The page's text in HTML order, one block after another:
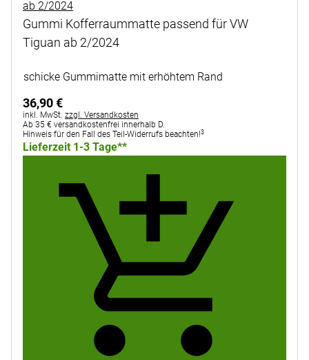
Gummi Kofferraummatte passend für VW
Tiguan ab 2/2024
schicke Gummimatte mit erhöhtem Rand
36,90€
Steuerhinweis:
inkl. MwSt. zzgl. Versandkosten
Ab 35 € versandkostenfrei innerhalb D.
Hinweis für den Fall des Teil-Widerrufs beachten!3
Lieferzeit 1-3 Tage**